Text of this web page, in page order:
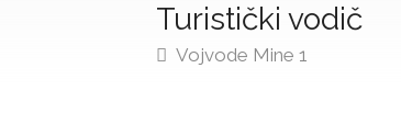
Turistički vodič
Vojvode Mine 1